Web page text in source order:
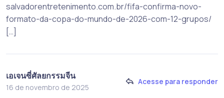
salvadorentretenimento.com.br/fifa-confirma-novo-
formato-da-copa-do-mundo-de-2026-com-12-grupos/
[…]
เอเจนซี่ศัลยกรรมจีน
16 de novembro de 2025
Acesse para responder